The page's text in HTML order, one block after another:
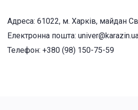
Адреса: 61022, м. Харків, майдан
Електронна пошта:
Телефон: +380 (98) 150-75-59